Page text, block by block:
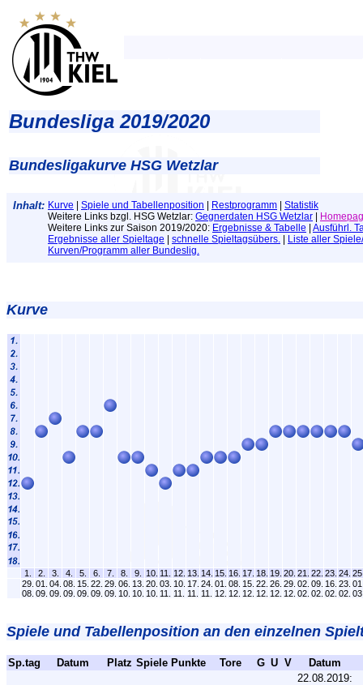
Bundesliga 2019/2020
Bundesligakurve HSG Wetzlar
Inhalt: Kurve Spiele und Tabellenposition Restprogramm
Statistik
Weitere Links bzgl. HSG Wetzlar: Gegnerdaten HSG Wetzlar
Weitere Links zur Saison 2019/2020: Ergebnisse & Tabelle
Ausführl.
Ergebnisse aller Spieltage
schnelle Spieltagsübers.
Liste aller
Kurven/Programm aller Bundeslig.
Kurve
1. 2. 3. 4. 5. 6. 7. 8. 9. 10. 11. 12. 13. 14. 15. 16. 17. 18. 19. 20. 21. 22. 23. 24.
29.
08.
01.
09.
04.
09.
08.
09.
15.
09.
22.
09.
29.
09.
06.
10.
13.
10.
20.
10.
03.
11.
10.
11.
17.
11.
24.
11.
01.
12.
08.
12.
15.
12.
22.
12.
26.
12.
29.
12.
02.
02.
09.
02.
16.
02.
23.
02.
Spiele und Tabellenposition an den einzelnen
Sp.tag Datum Platz Spiele Punkte Tore G U V
Datum
22.08.2019: